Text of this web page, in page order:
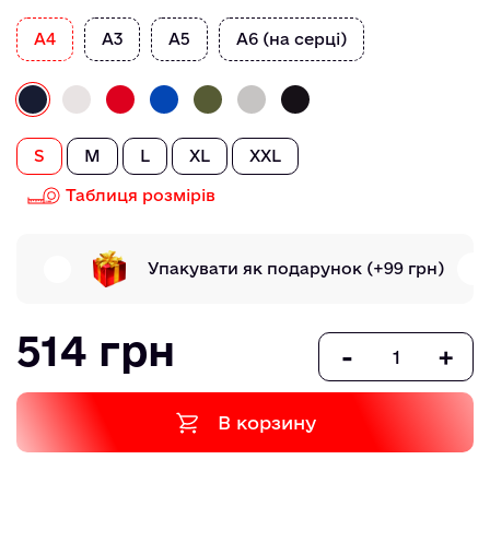
А4 А3 А5 А6 (на серці)
S M L XL XXL
Таблиця розмірів
Упакувати як подарунок (+99 грн)
514 грн - +
В корзину